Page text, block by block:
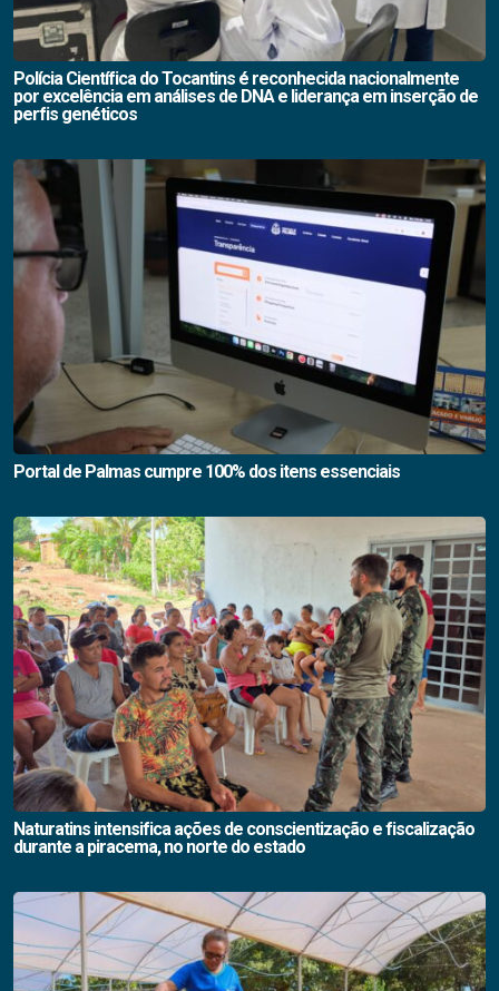
Polícia Científica do Tocantins é reconhecida nacionalmente
por excelência em análises de DNA e liderança em inserção de
perfis genéticos
Portal de Palmas cumpre 100% dos itens essenciais
Naturatins intensifica ações de conscientização e fiscalização
durante a piracema, no norte do estado